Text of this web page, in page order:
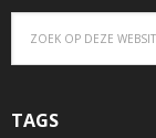
TAGS